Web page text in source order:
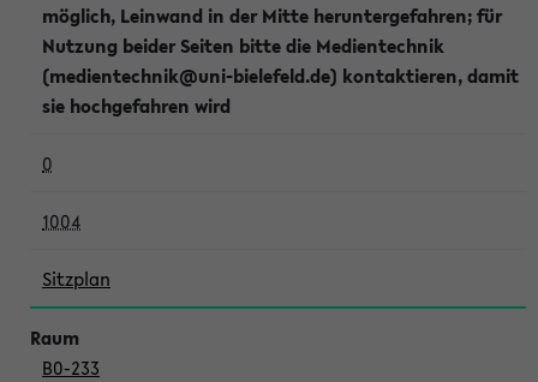
möglich, Leinwand in der Mitte heruntergefahren; für
Nutzung beider Seiten bitte die Medientechnik
(medientechnik@uni-bielefeld.de) kontaktieren, damit
sie hochgefahren wird
0
1004
Sitzplan
B0-233